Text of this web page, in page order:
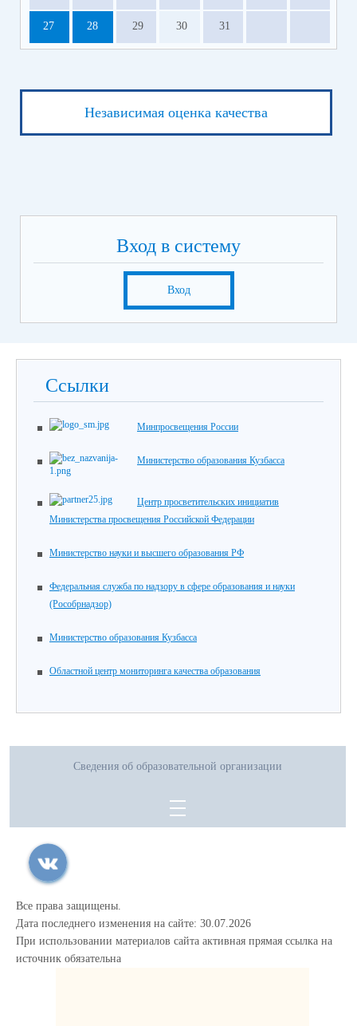
27 28 29 30 31
Независимая оценка качества
Вход в систему
Вход
Ссылки
Минпросвещения России
Министерство образования Кузбасса
Центр просветительских инициатив
Министерства просвещения Российской Федерации
Министерство науки и высшего образования РФ
Федеральная служба по надзору в сфере образования и науки
(Рособрнадзор)
Министерство образования Кузбасса
Областной центр мониторинга качества образования
Сведения об образовательной организации
Все права защищены.
Дата последнего изменения на сайте: 30.07.2026
При использовании материалов сайта активная прямая ссылка на
источник обязательна